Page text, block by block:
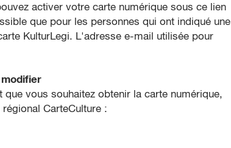
activer votre carte numérique sous ce lien
que pour les personnes qui ont indiqué une
KulturLegi. L'adresse e-mail utilisée pour
vous souhaitez obtenir la carte numérique,
CarteCulture :